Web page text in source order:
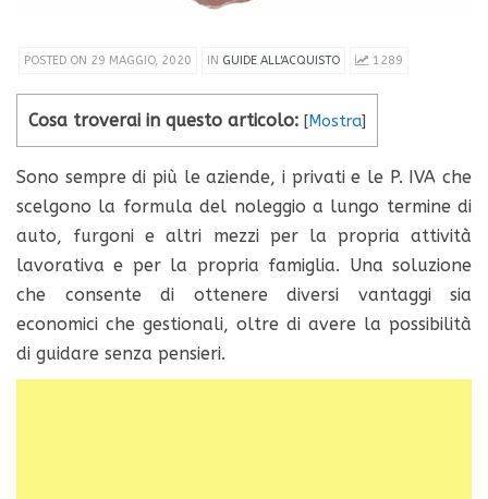
POSTED ON 29 MAGGIO, 2020 IN GUIDE ALL'ACQUISTO 1289
Cosa troverai in questo articolo: [Mostra]
Sono sempre di più le aziende, i privati e le P. IVA che
scelgono la formula del noleggio a lungo termine di
auto, furgoni e altri mezzi per la propria attività
lavorativa e per la propria famiglia. Una soluzione
che consente di ottenere diversi vantaggi sia
economici che gestionali, oltre di avere la possibilità
di guidare senza pensieri.